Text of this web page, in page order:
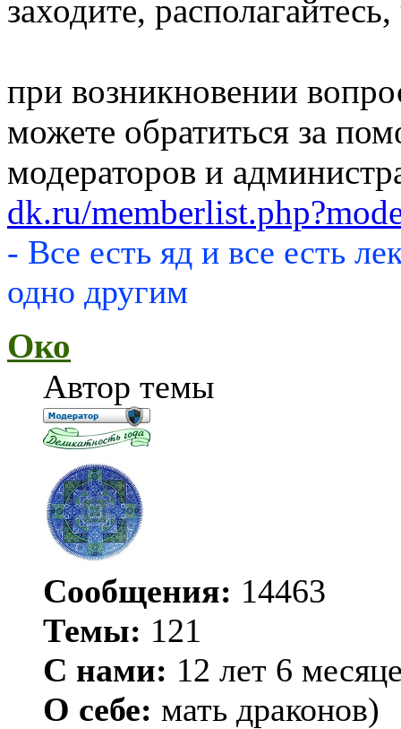
заходите,
при возникновении
можете обратиться за
модераторов и
dk.ru/
- Все есть яд и все есть
одно другим
Око
Автор темы
Сообщения: 14463
Темы: 121
С нами: 12 лет 6
О себе: мать драконов)